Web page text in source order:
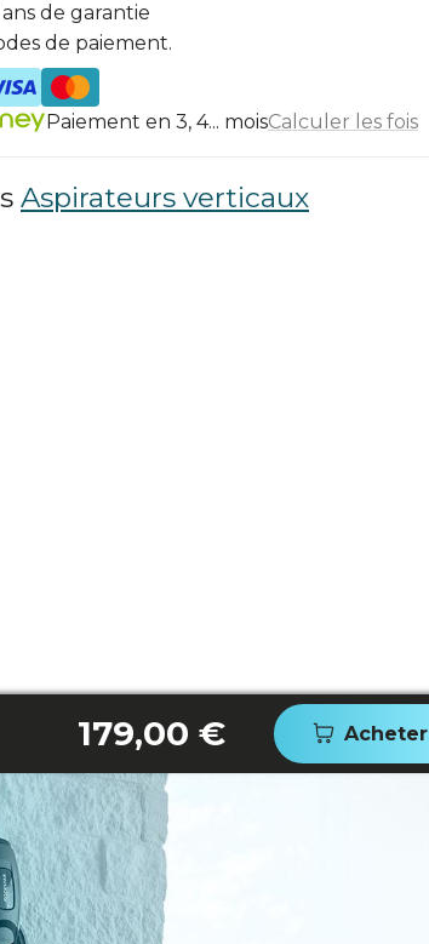
de garantie
de paiement.
Paiement en 3, 4... moisCalculer les fois
Aspirateurs verticaux
179,00 € Acheter